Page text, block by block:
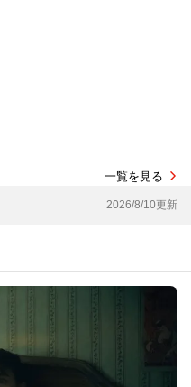
一覧を見る
2026/8/10更新